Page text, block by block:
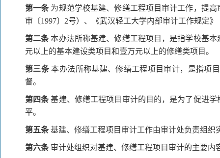
第一条为规范学校基建、修缮工程项目审计工作，提
审〔1997〕2号）、《武汉轻工大学内部审计工作规定
第二条本办法所称基建、修缮工程项目，是指学校基
元以上的基本建设类项目和壹万元以上的修缮类项目。
第三条本办法所称基建、修缮工程项目审计，是指项
督。
第四条基建、修缮工程项目审计的目的，是为了促进
平。
第五条基建、修缮工程项目审计工作由审计处负责组织
第六条审计处组织对基建、修缮工程项目审计的主要内